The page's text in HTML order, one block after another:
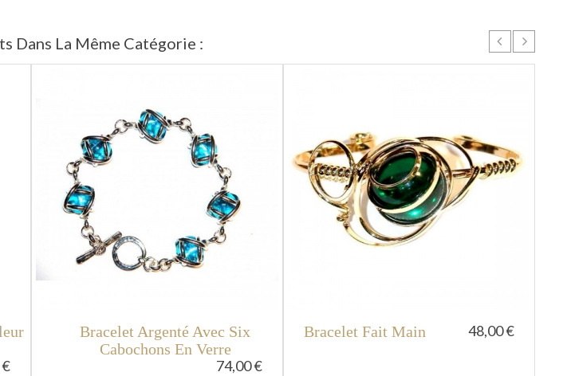
Dans La Même Catégorie :
Bracelet Argenté Avec Six
Cabochons En Verre
74,00 €
Bracelet Fait Main 48,00 €